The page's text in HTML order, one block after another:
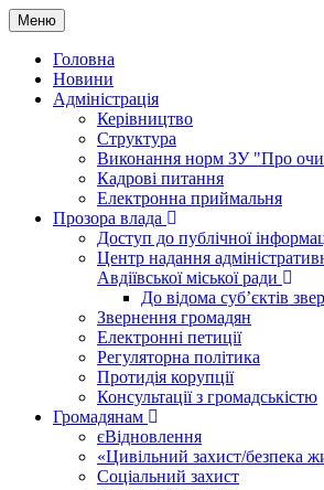
Меню
Головна
Новини
Адміністрація
Керівництво
Структура
Виконання норм ЗУ "Про
Кадрові питання
Електронна приймальня
Прозора влада
Доступ до публічної
Центр надання
Авдіївської міської ради
До відома суб’єктів
Звернення громадян
Електронні петиції
Регуляторна політика
Протидія корупції
Консультації з громадськістю
Громадянам
єВідновлення
«Цивільний захист/безпека
Соціальний захист